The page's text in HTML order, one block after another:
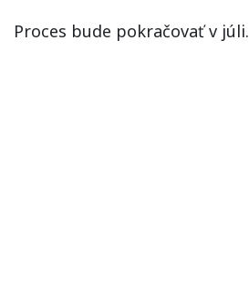
Proces bude pokračovať v júli.